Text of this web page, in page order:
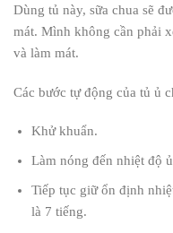
Dùng tủ này, sữa chua sẽ
mát. Mình không cần phải
và làm mát.
Các bước tự động của tủ ủ
Khử khuẩn.
Làm nóng đến nhiệt độ
Tiếp tục giữ ổn định
là 7 tiếng.